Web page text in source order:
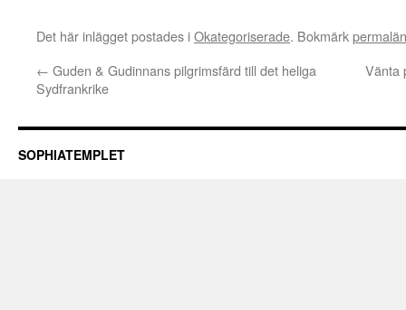
Det här inlägget postades iOkategoriserade. Bokmärk
← Guden & Gudinnans pilgrimsfärd till det heliga
Sydfrankrike
Vänta
SOPHIATEMPLET